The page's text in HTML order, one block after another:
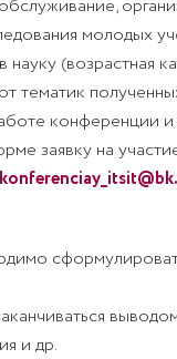
молодых
(возрастная
тематик
конференции
заявку на
и др.